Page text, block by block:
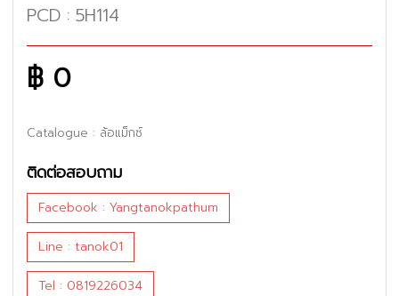
PCD : 5H114
฿ 0
Catalogue : ล้อแม็กซ์
ติดต่อสอบถาม
Facebook : Yangtanokpathum
Line : tanok01
Tel : 0819226034